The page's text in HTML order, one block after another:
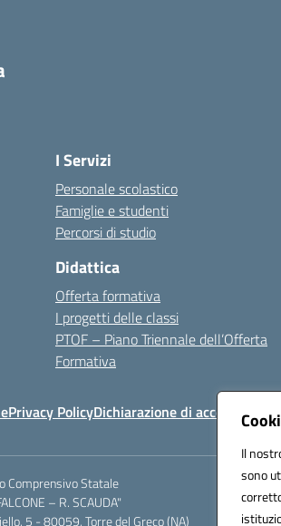
Il
sono
I Servizi
Personale scolastico
Famiglie e studenti
Percorsi di studio
Didattica
Offerta formativa
I progetti delle classi
PTOF – Piano Triennale dell’Offerta
Formativa
Privacy PolicyDichiarazione di accessibilità
Comprensivo Statale
– R. SCAUDA"
5 - 80059, Torre del Greco (NA)